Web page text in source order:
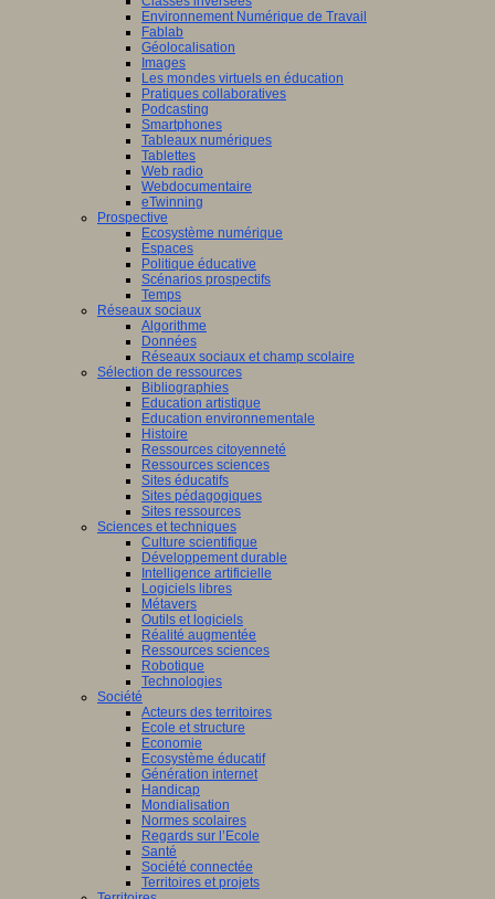
Environnement Numérique de Travail
Fablab
Géolocalisation
Images
Les mondes virtuels en éducation
Pratiques collaboratives
Podcasting
Smartphones
Tableaux numériques
Tablettes
Web radio
Webdocumentaire
eTwinning
Prospective
Ecosystème numérique
Espaces
Politique éducative
Scénarios prospectifs
Temps
Réseaux sociaux
Algorithme
Données
Réseaux sociaux et champ scolaire
Sélection de ressources
Bibliographies
Education artistique
Education environnementale
Histoire
Ressources citoyenneté
Ressources sciences
Sites éducatifs
Sites pédagogiques
Sites ressources
Sciences et techniques
Culture scientifique
Développement durable
Intelligence artificielle
Logiciels libres
Métavers
Outils et logiciels
Réalité augmentée
Ressources sciences
Robotique
Technologies
Société
Acteurs des territoires
Ecole et structure
Economie
Ecosystème éducatif
Génération internet
Handicap
Mondialisation
Normes scolaires
Regards sur l’Ecole
Santé
Société connectée
Territoires et projets